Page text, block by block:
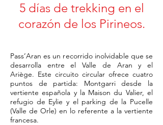
5 días de trekking en el
corazón de los Pirineos.
Pass’Aran es un recorrido inolvidable que se
desarrolla entre el Valle de Aran y el
Ariège. Este circuito circular ofrece cuatro
puntos de partida: Montgarri desde la
vertiente española y la Maison du Valier, el
refugio de Eylie y el parking de la Pucelle
(Valle de Orle) en lo referente a la vertiente
francesa.